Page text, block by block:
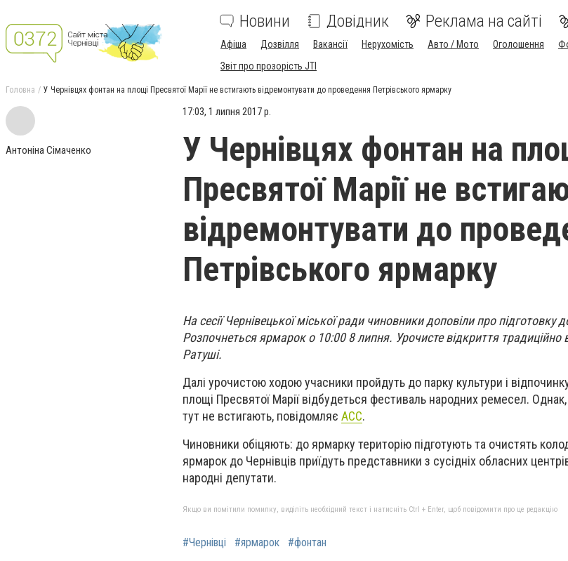
Новини Довідник Реклама на сайті
Афіша Дозвілля Вакансії Нерухомість Авто / Мото Оголошення
Звіт про прозорість JTI
Головна У Чернівцях фонтан на площі Пресвятої Марії не встигають відремонтувати до проведення Петрівського ярмарку
Антоніна Сімаченко
17:03, 1 липня 2017 р.
У Чернівцях фонтан на
Пресвятої Марії не
відремонтувати до
Петрівського ярмарку
На сесії Чернівецької міської ради чиновники доповіли про підготовку
Розпочнеться ярмарок о 10:00 8 липня. Урочисте відкриття традиційно
Ратуші.
Далі урочистою ходою учасники пройдуть до парку культури і
площі Пресвятої Марії відбудеться фестиваль народних ремесел.
тут не встигають, повідомляє АСС.
Чиновники обіцяють: до ярмарку територію підготують та очистять
ярмарок до Чернівців приїдуть представники з сусідніх обласних
народні депутати.
Якщо ви помітили помилку, виділіть необхідний текст і натисніть Ctrl + Enter, щоб повідомити про це редакцію
#Чернівці #ярмарок #фонтан